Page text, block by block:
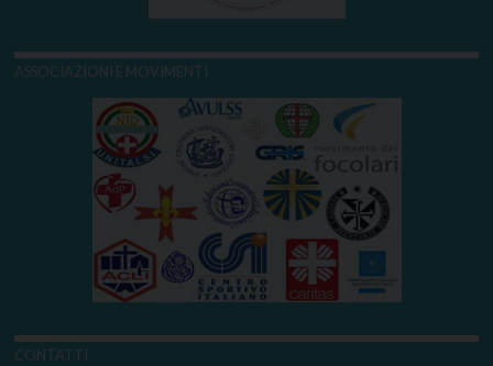
ASSOCIAZIONI E MOVIMENTI
CONTATTI